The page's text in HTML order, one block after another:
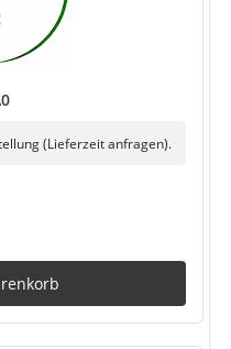
(Lieferzeit anfragen).